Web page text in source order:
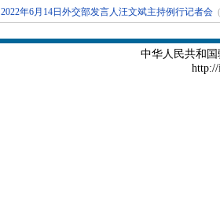
2022年6月14日外交部发言人汪文斌主持例行记者会
中华人民共和
http://